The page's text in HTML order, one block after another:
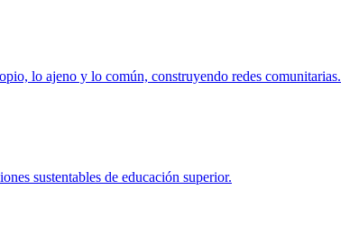
lo ajeno y lo común, construyendo redes comunitarias.
sustentables de educación superior.